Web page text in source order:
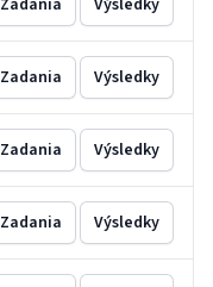
Zadania Výsledky
Zadania Výsledky
Zadania Výsledky
Zadania Výsledky